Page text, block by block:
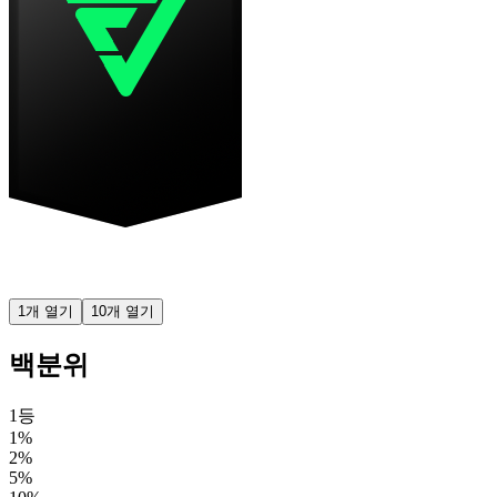
1개 열기 10개 열기
백분위
1등
1%
2%
5%